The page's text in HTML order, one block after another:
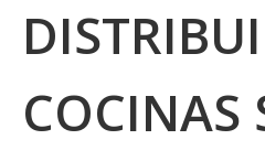
COCINAS